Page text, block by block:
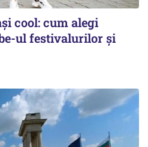
cool: cum alegi
ul festivalurilor și